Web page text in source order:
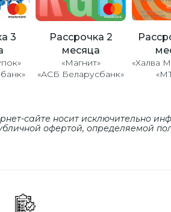
3
Рассрочка 2
месяца
«Магнит»
«АСБ Беларусбанк»
«Халва
сайте носит исключительно
офертой, определяемой